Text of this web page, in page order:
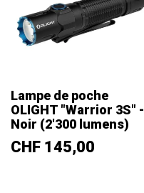
Lampe de poche
OLIGHT "Warrior 3S" -
Noir (2'300 lumens)
Prix
CHF 145,00